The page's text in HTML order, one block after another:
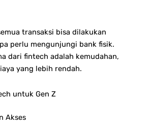
transaksi bisa dilakukan
perlu mengunjungi bank fisik.
dari fintech adalah kemudahan,
yang lebih rendah.
untuk Gen Z
Akses